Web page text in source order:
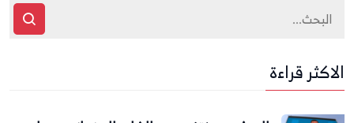
الاكثر قراءة